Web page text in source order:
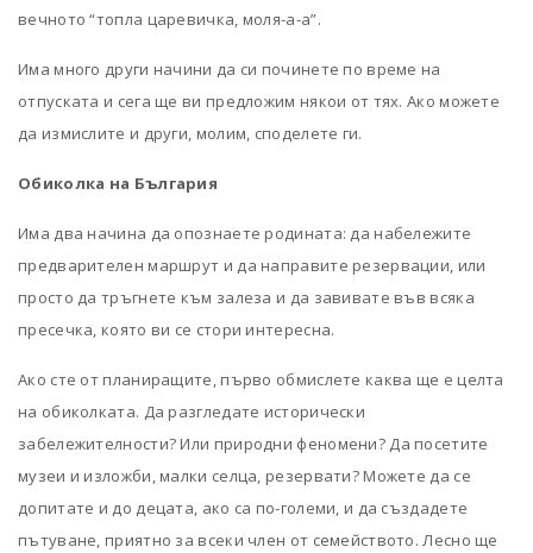
вечното “топла царевичка, моля-а-а”.
Има много други начини да си починете по време на
отпуската и сега ще ви предложим някои от тях. Ако можете
да измислите и други, молим, споделете ги.
Обиколка на България
Има два начина да опознаете родината: да набележите
предварителен маршрут и да направите резервации, или
просто да тръгнете към залеза и да завивате във всяка
пресечка, която ви се стори интересна.
Ако сте от планиращите, първо обмислете каква ще е целта
на обиколката. Да разгледате исторически
забележителности? Или природни феномени? Да посетите
музеи и изложби, малки селца, резервати? Можете да се
допитате и до децата, ако са по-големи, и да създадете
пътуване, приятно за всеки член от семейството. Лесно ще